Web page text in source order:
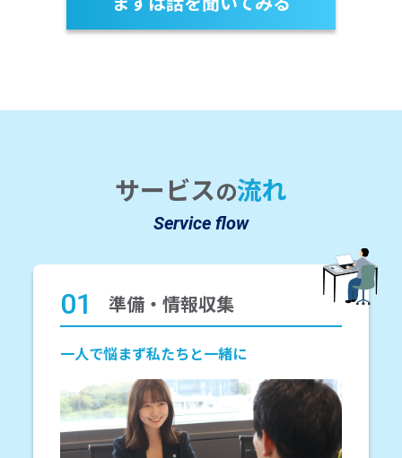
サービスの流れ
Service flow
01 準備・情報収集
一人で悩まず私たちと一緒に